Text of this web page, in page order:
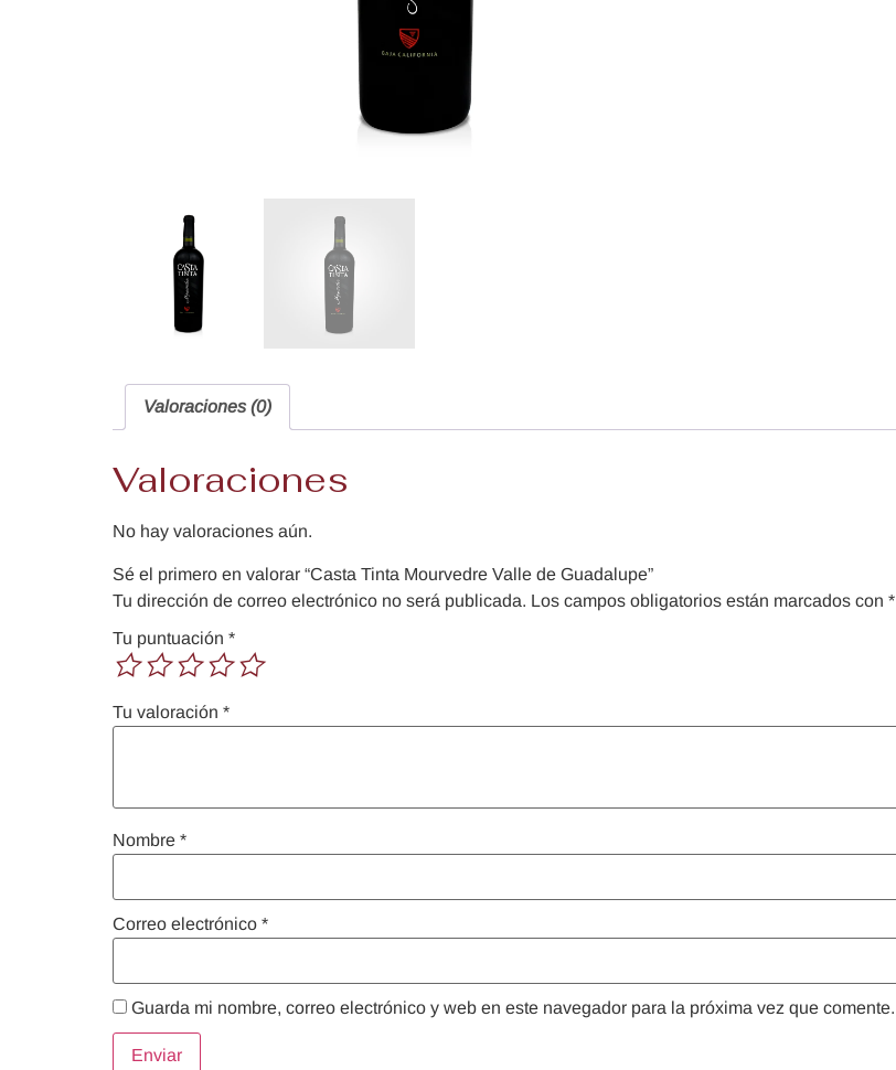
Valoraciones (0)
Valoraciones
No hay valoraciones aún.
Sé el primero en valorar “Casta Tinta Mourvedre Valle de Guadalupe”
Tu dirección de correo electrónico no será publicada. Los campos obligatorios están marcados con *
Tu puntuación *
Tu valoración *
Nombre *
Correo electrónico *
Guarda mi nombre, correo electrónico y web en este navegador para la próxima vez que comente.